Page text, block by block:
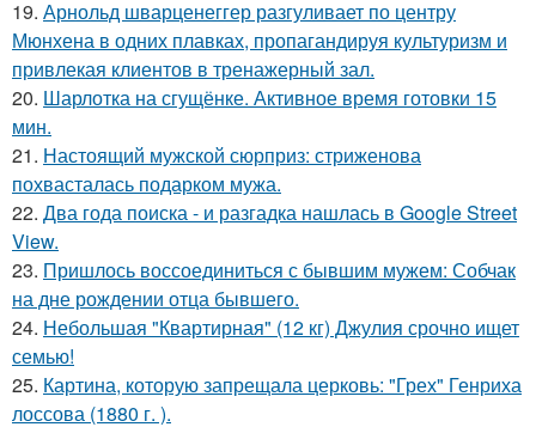
19. Арнольд шварценеггер разгуливает по центру
Мюнхена в одних плавках, пропагандируя культуризм и
привлекая клиентов в тренажерный зал.
20. Шарлотка на сгущёнке. Активное время готовки 15
мин.
21. Настоящий мужской сюрприз: стриженова
похвасталась подарком мужа.
22. Два года поиска - и разгадка нашлась в Google Street
View.
23. Пришлось воссоединиться с бывшим мужем: Собчак
на дне рождении отца бывшего.
24. Небольшая "Квартирная" (12 кг) Джулия срочно ищет
семью!
25. Картина, которую запрещала церковь: "Грех" Генриха
лоссова (1880 г. ).